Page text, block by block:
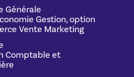
Générale
Gestion, option
Vente Marketing
Comptable et